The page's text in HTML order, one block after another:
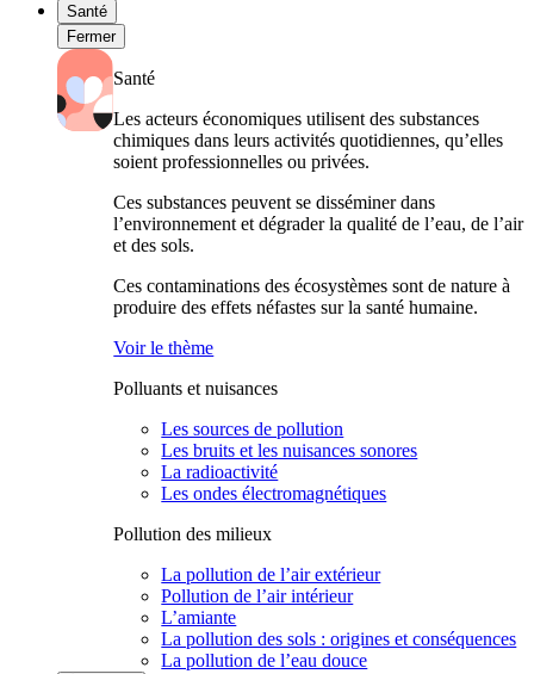
Santé
Fermer
Santé
Les acteurs économiques utilisent des substances
chimiques dans leurs activités quotidiennes, qu’elles
soient professionnelles ou privées.
Ces substances peuvent se disséminer dans
l’environnement et dégrader la qualité de l’eau, de l’air
et des sols.
Ces contaminations des écosystèmes sont de nature à
produire des effets néfastes sur la santé humaine.
Voir le thème
Polluants et nuisances
Les sources de pollution
Les bruits et les nuisances sonores
La radioactivité
Les ondes électromagnétiques
Pollution des milieux
La pollution de l’air extérieur
Pollution de l’air intérieur
L’amiante
La pollution des sols : origines et conséquences
La pollution de l’eau douce